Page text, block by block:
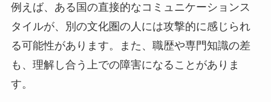
例えば、ある国の直接的なコミュニケーションス
タイルが、別の文化圏の人には攻撃的に感じられ
る可能性があります。また、職歴や専門知識の差
も、理解し合う上での障害になることがありま
す。